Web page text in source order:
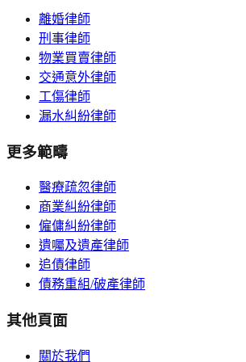
離婚律師
刑事律師
物業買賣律師
交通意外律師
工傷律師
漏水糾紛律師
更多範疇
醫療疏忽律師
商業糾紛律師
僱傭糾紛律師
遺囑及遺產律師
追債律師
債務重組/破產律師
其他頁面
關於我們